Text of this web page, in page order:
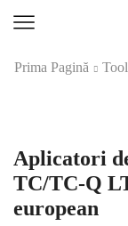
Prima Pagină
Aplicatori
TC/TC-Q
european